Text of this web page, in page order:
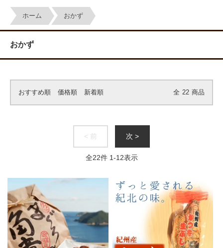
ホーム おかず
おかず
おすすめ順 価格順 新着順 全 22 商品
< 前 次 >
全22件 1-12表示